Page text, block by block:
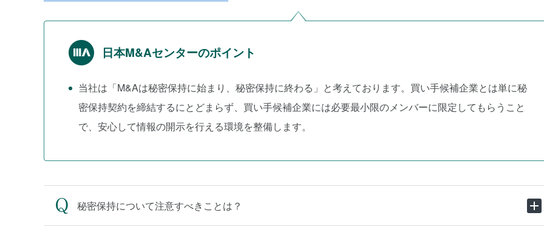
日本M&Aセンターのポイント
当社は「M&Aは秘密保持に始まり、秘密保持に終わる」と考えております。買い手候補企業とは単に秘
密保持契約を締結するにとどまらず、買い手候補企業には必要最小限のメンバーに限定してもらうこと
で、安心して情報の開示を行える環境を整備します。
秘密保持について注意すべきことは？